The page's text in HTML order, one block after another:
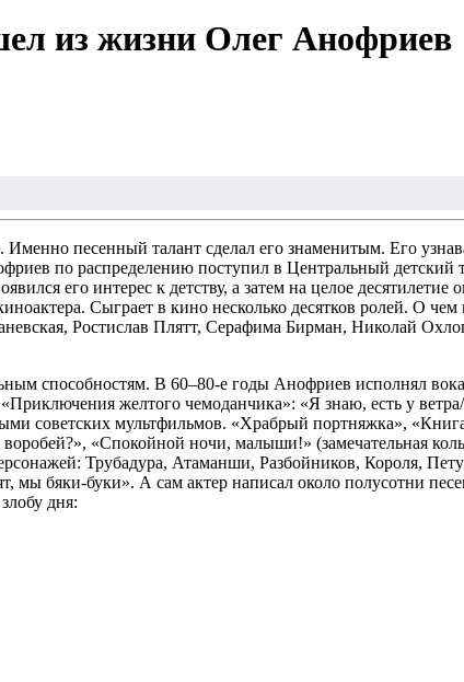
из жизни Олег Анофриев
песенный талант сделал его знаменитым. Его
по распределению поступил в Центральный детский
его интерес к детству, а затем на целое
Сыграет в кино несколько десятков ролей. О
Ростислав Плятт, Серафима Бирман, Николай
способностям. В 60–80-е годы Анофриев исполнял
желтого чемоданчика»: «Я знаю, есть у
советских мультфильмов. «Храбрый портняжка»,
«Спокойной ночи, малыши!» (замечательная
Трубадура, Атаманши, Разбойников, Короля,
мы бяки-буки». А сам актер написал около полусотни
дня: